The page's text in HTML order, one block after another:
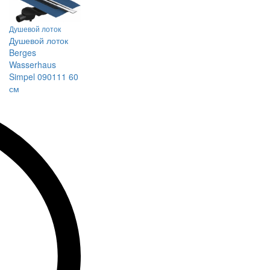
Душевой лоток
Душевой лоток
Berges
Wasserhaus
Simpel 090111 60
см